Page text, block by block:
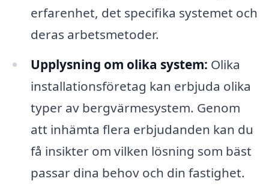
erfarenhet, det specifika systemet och
deras arbetsmetoder.
Upplysning om olika system: Olika
installationsföretag kan erbjuda olika
typer av bergvärmesystem. Genom
att inhämta flera erbjudanden kan du
få insikter om vilken lösning som bäst
passar dina behov och din fastighet.